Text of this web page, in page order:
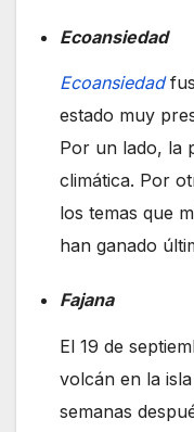
Ecoansiedad
Ecoansiedad
estado muy
Por un lado, la
climática. Por
los temas que
han ganado
Fajana
El 19 de
volcán en la
semanas